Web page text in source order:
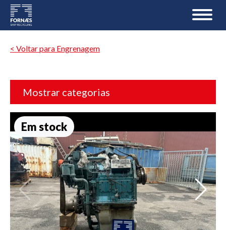
< Voltar para Engrenagem
Mostrar categorias
Em stock